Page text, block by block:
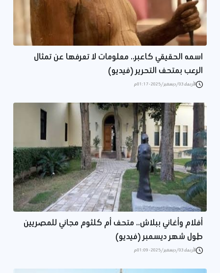
اسمه الحقيقي كاعبر.. معلومات لا تعرفها عن تمثال
الرعب بمتحف التحرير (فيديو)
الأربعاء 03/ديسمبر/2025 - 01:17 م
أفلام وأغاني ببلاش.. متحف أم كلثوم مجاني للمصريين
طول شهر ديسمبر (فيديو)
الأربعاء 03/ديسمبر/2025 - 01:09 م